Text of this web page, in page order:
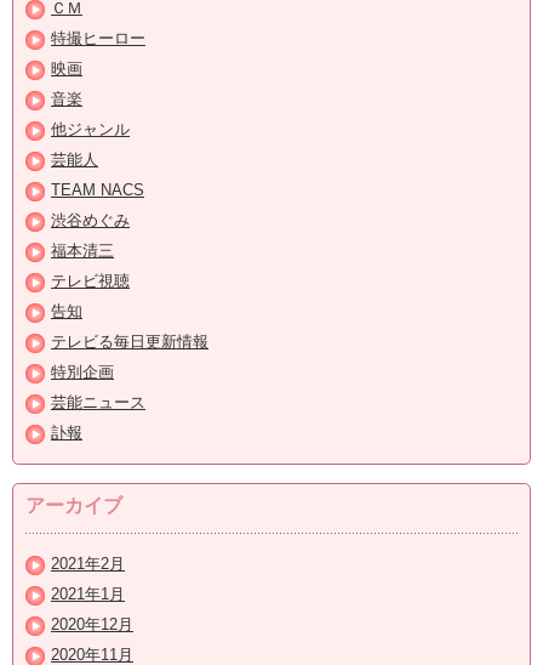
ＣＭ
特撮ヒーロー
映画
音楽
他ジャンル
芸能人
TEAM NACS
渋谷めぐみ
福本清三
テレビ視聴
告知
テレビる毎日更新情報
特別企画
芸能ニュース
訃報
アーカイブ
2021年2月
2021年1月
2020年12月
2020年11月